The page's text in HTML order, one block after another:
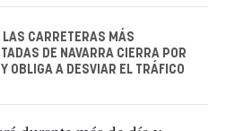
LAS CARRETERAS MÁS
DE NAVARRA CIERRA POR
OBLIGA A DESVIAR EL TRÁFICO